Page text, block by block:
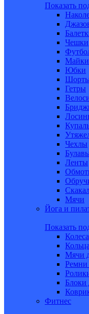
Показать
Чешки
Майки
Юбки
Гетры
Чехлы
Ленты
Мячи
Йога и
Показать
Мячи
Ремни
Блоки
Фитнес